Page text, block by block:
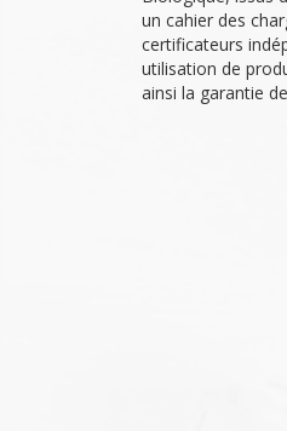
un cahier des
certificateurs
utilisation de
ainsi la garantie